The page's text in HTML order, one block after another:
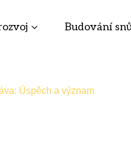
Budování
Úspěch a význam